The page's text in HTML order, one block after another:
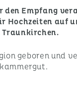
den Empfang
Hochzeiten auf
geboren und